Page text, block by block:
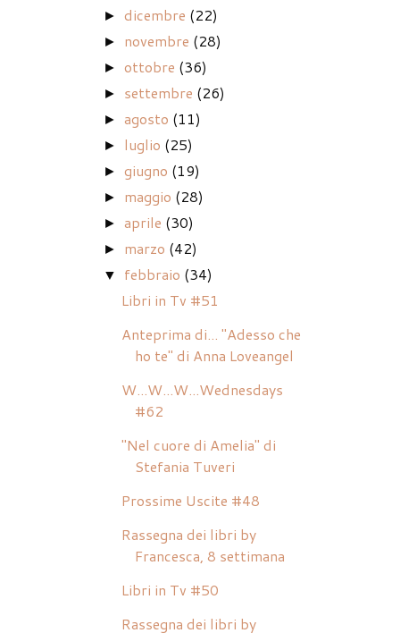
►dicembre (22)
► novembre (28)
►ottobre (36)
► settembre (26)
►agosto (11)
► luglio (25)
►giugno (19)
► maggio (28)
►aprile (30)
► marzo (42)
▼ febbraio (34)
Libri in Tv #51
Anteprima di... "Adesso che
ho te" di Anna Loveangel
W...W...W...Wednesdays
#62
"Nel cuore di Amelia" di
Stefania Tuveri
Prossime Uscite #48
Rassegna dei libri by
Francesca, 8 settimana
Libri in Tv #50
Rassegna dei libri by